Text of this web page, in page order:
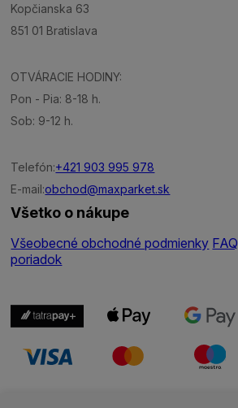
Kopčianska 63
851 01 Bratislava
OTVÁRACIE HODINY:
Pon - Pia: 8-18 h.
Sob: 9-12 h.
Telefón:+421 903 995 978
E-mail:obchod@maxparket.sk
Všetko o nákupe
Všeobecné obchodné podmienky FAQ
poriadok